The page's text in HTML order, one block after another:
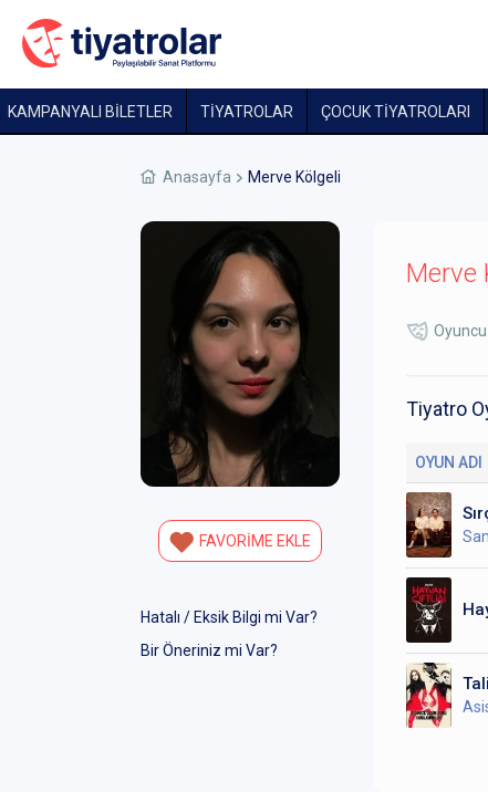
KAMPANYALI BİLETLER TİYATROLAR ÇOCUK TIYATROLARI
Anasayfa Merve Kölgeli
FAVORİME EKLE
Hatalı / Eksik Bilgi mi Var?
Bir Öneriniz mi Var?
Merve
Oyuncu
Tiyatro
OYUN ADI